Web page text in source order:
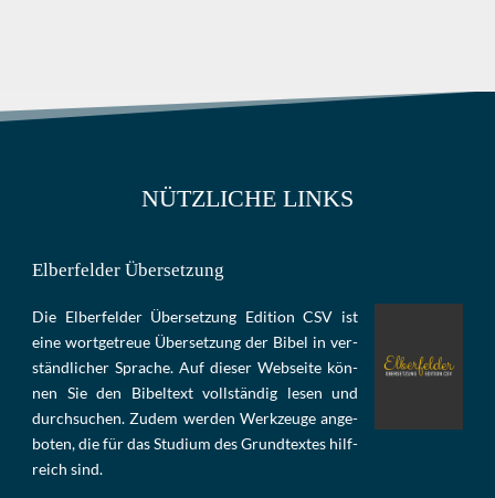
NÜTZLICHE LINKS
Elberfelder Übersetzung
Die Elber­fel­der Über­set­zung Edi­tion CSV ist
eine wort­ge­treue Über­set­zung der Bi­bel in ver­
ständ­li­cher Spra­che. Auf die­ser Web­sei­te kön­
nen Sie den Bi­bel­text voll­stän­dig le­sen und
durch­su­chen. Zu­dem wer­den Werk­zeu­ge an­ge­
bo­ten, die für das Stu­di­um des Grund­tex­tes hilf­
reich sind.